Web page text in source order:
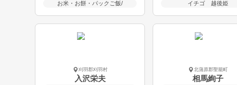
お米・お餅・パックご飯/ イチゴ 越後姫
刈羽郡刈羽村
入沢栄夫
北蒲原郡聖籠町
相馬絢子